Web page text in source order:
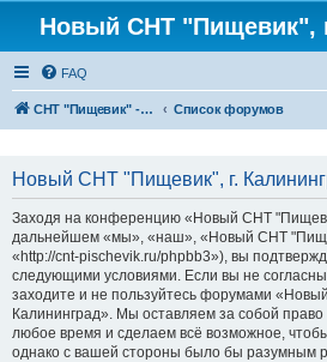
Новый СНТ "Пищевик",
FAQ
СНТ "Пищевик" - возвращение на Главную страницу Список форумов
Новый СНТ "Пищевик", г.
Заходя на конференцию «Новый СНТ
дальнейшем «мы», «наш», «Новый СНТ
«http://cnt-pischevik.ru/phpbb3»), вы
следующими условиями. Если вы не
заходите и не пользуйтесь форумами
Калининград». Мы оставляем за собой
любое время и сделаем всё возможное,
однако с вашей стороны было бы разумным